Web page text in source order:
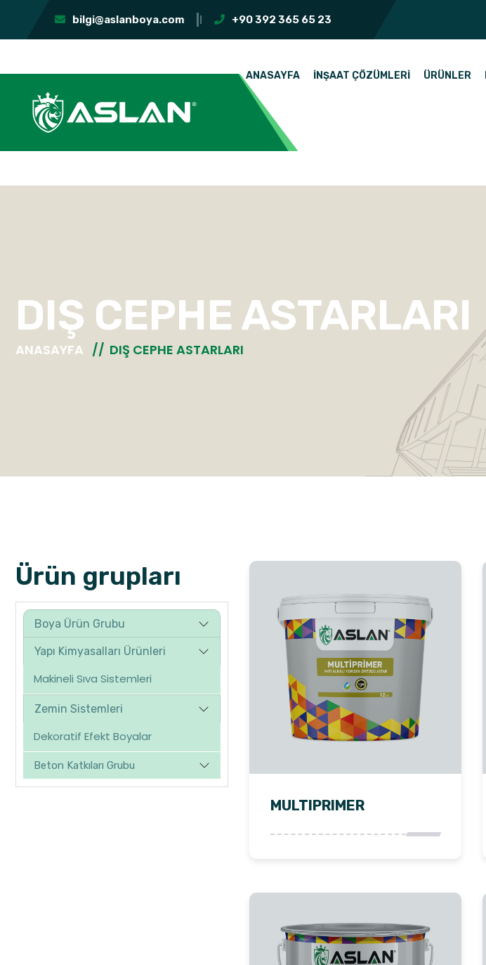
bilgi@aslanboya.com +90 392 365 65 23
ANASAYFA İNŞAAT ÇÖZÜMLERI ÜRÜNLER
DIŞ CEPHE ASTARLARI
ANASAYFA DIŞ CEPHE ASTARLARI
Ürün grupları
Boya Ürün Grubu
Yapı Kimyasalları Ürünleri
Makineli Sıva Sistemleri
Zemin Sistemleri
Dekoratif Efekt Boyalar
Beton Katkıları Grubu
MULTIPRIMER